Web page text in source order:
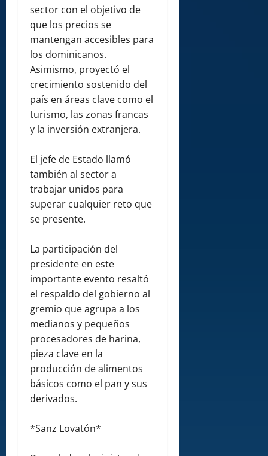
sector con el objetivo de
que los precios se
mantengan accesibles para
los dominicanos.
Asimismo, proyectó el
crecimiento sostenido del
país en áreas clave como el
turismo, las zonas francas
y la inversión extranjera.
El jefe de Estado llamó
también al sector a
trabajar unidos para
superar cualquier reto que
se presente.
La participación del
presidente en este
importante evento resaltó
el respaldo del gobierno al
gremio que agrupa a los
medianos y pequeños
procesadores de harina,
pieza clave en la
producción de alimentos
básicos como el pan y sus
derivados.
*Sanz Lovatón*